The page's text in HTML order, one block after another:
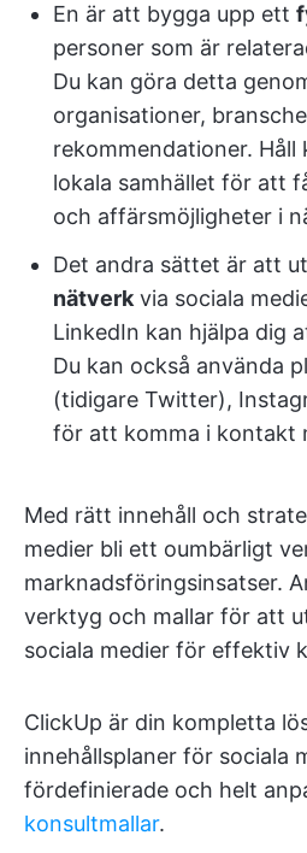
En är att bygga upp ett
personer som är
Du kan göra detta
organisationer,
rekommendationer.
lokala samhället för att
och affärsmöjligheter i
Det andra sättet är att
nätverk via sociala
LinkedIn kan hjälpa dig
Du kan också använda
(tidigare Twitter),
för att komma i kontakt
Med rätt innehåll och
medier bli ett oumbärligt
marknadsföringsinsatser.
verktyg och mallar för att
sociala medier för effektiv
ClickUp är din kompletta
innehållsplaner för sociala
fördefinierade och helt
konsultmallar.